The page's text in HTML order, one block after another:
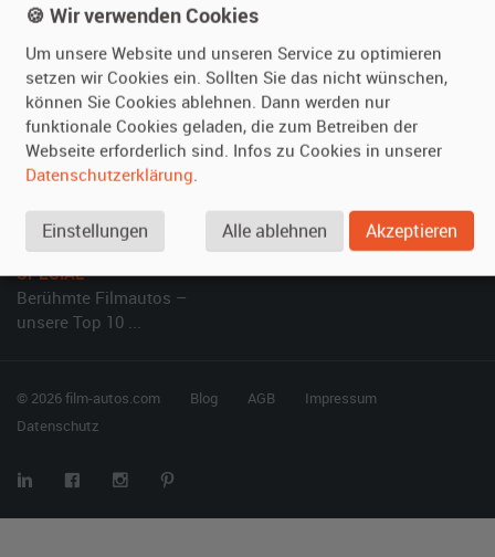
Kundenmeinungen
Vermieten
Oldtimer anmelden
Fotos senden
Fragen für Vermieter
Inserat verwalten
Hilfe
Häufige Fragen (FAQ)
So funktioniert's
SPECIAL
Berühmte Filmautos –
unsere Top 10 ...
© 2026 film-autos.com Blog AGB
Impressum
Datenschutz
🍪 Wir verwenden Cookies
Um unsere Website und unseren Service zu optimieren
setzen wir Cookies ein. Sollten Sie das nicht wünschen,
können Sie Cookies ablehnen. Dann werden nur
funktionale Cookies geladen, die zum Betreiben der
Webseite erforderlich sind. Infos zu Cookies in unserer
Datenschutzerklärung.
Einstellungen Alle ablehnen Akzeptieren